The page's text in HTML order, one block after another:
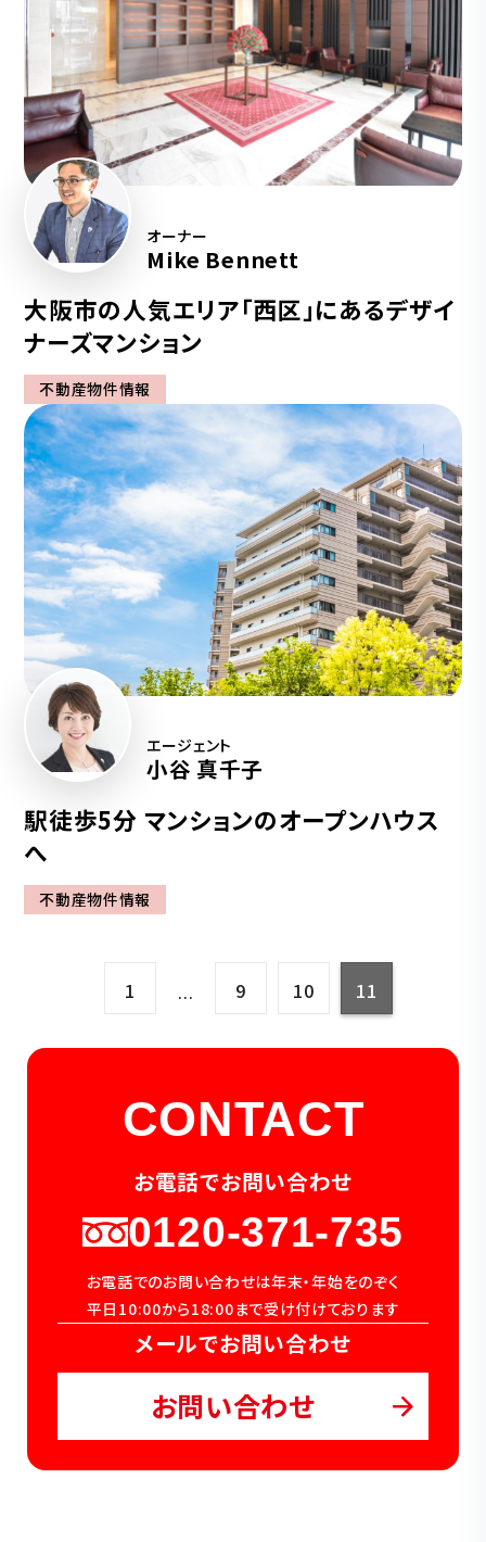
オーナー
Mike Bennett
大阪市の人気エリア「西区」にあるデザイ
ナーズマンション
不動産物件情報
エージェント
小谷 真千子
駅徒歩5分 マンションのオープンハウス
へ
不動産物件情報
1 … 9 10 11
CONTACT
お電話でお問い合わせ
0120-371-735
お電話でのお問い合わせは年末・年始をのぞく
平日10:00から18:00まで受け付けております
メールでお問い合わせ
お問い合わせ